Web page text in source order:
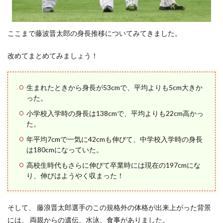
ここまで藤波晋太郎の身長推移についてみてきました。
改めてまとめてみましょう！
生まれたときから身長が53cmで、平均よりも5cm大きか
った。
小学校入学時の身長は138cmで、平均よりも22cm高かっ
た。
年平均7cmで一気に42cmも伸びて、中学校入学時の身長
は180cmになっていた。
高校生時代もさらに伸びて卒業時には現在の197cmにな
り、伸びはようやく収まった！
そして、 藤浪晋太郎選手のこの規格外の体格が出来上がった背景
には、 両親からの遺伝、水泳、食事がありました。